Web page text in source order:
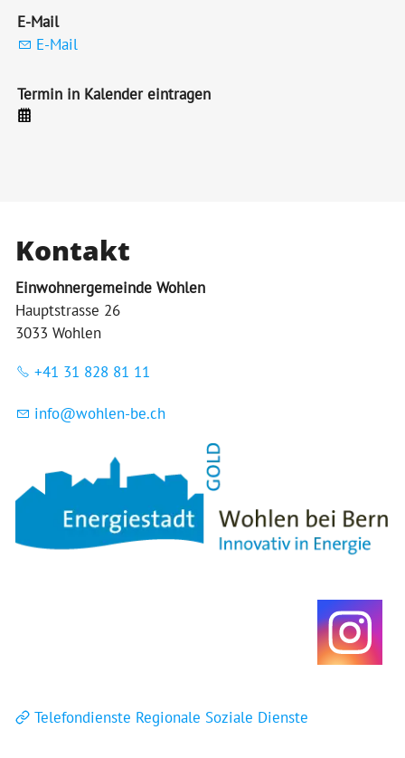
E-Mail
E-Mail
Termin in Kalender eintragen
Kontakt
Einwohnergemeinde Wohlen
Hauptstrasse 26
3033 Wohlen
+41 31 828 81 11
nf w hl n-b ch
Telefondienste Regionale Soziale Dienste